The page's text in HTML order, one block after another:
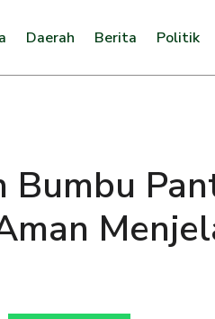
Daerah Berita Politik
Bumbu